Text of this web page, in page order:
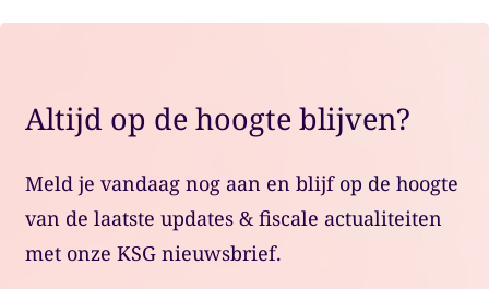
Altijd op de hoogte blijven?
Meld je vandaag nog aan en blijf op de hoogte
van de laatste updates & fiscale actualiteiten
met onze KSG nieuwsbrief.